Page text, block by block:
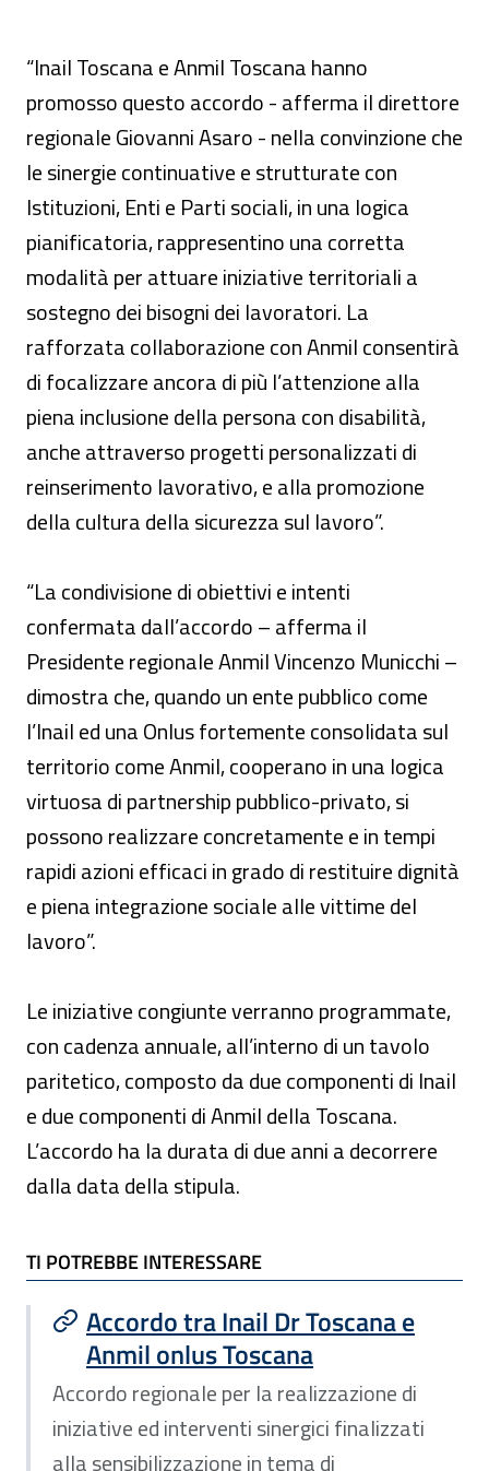
“Inail Toscana e Anmil Toscana hanno
promosso questo accordo - afferma il direttore
regionale Giovanni Asaro - nella convinzione che
le sinergie continuative e strutturate con
Istituzioni, Enti e Parti sociali, in una logica
pianificatoria, rappresentino una corretta
modalità per attuare iniziative territoriali a
sostegno dei bisogni dei lavoratori. La
rafforzata collaborazione con Anmil consentirà
di focalizzare ancora di più l’attenzione alla
piena inclusione della persona con disabilità,
anche attraverso progetti personalizzati di
reinserimento lavorativo, e alla promozione
della cultura della sicurezza sul lavoro”.
“La condivisione di obiettivi e intenti
confermata dall’accordo – afferma il
Presidente regionale Anmil Vincenzo Municchi –
dimostra che, quando un ente pubblico come
l’Inail ed una Onlus fortemente consolidata sul
territorio come Anmil, cooperano in una logica
virtuosa di partnership pubblico-privato, si
possono realizzare concretamente e in tempi
rapidi azioni efficaci in grado di restituire dignità
e piena integrazione sociale alle vittime del
lavoro”.
Le iniziative congiunte verranno programmate,
con cadenza annuale, all’interno di un tavolo
paritetico, composto da due componenti di Inail
e due componenti di Anmil della Toscana.
L’accordo ha la durata di due anni a decorrere
dalla data della stipula.
TI POTREBBE INTERESSARE
TI POTREBBE INTERESSARE
Accordo tra Inail Dr Toscana e
Anmil onlus Toscana
Accordo regionale per la realizzazione di
iniziative ed interventi sinergici finalizzati
alla sensibilizzazione in tema di